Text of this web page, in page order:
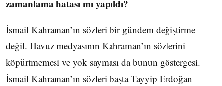
zamanlama hatası mı yapıldı?
İsmail Kahraman’ın sözleri bir gündem değiştirme
değil. Havuz medyasının Kahraman’ın sözlerini
köpürtmemesi ve yok sayması da bunun göstergesi.
İsmail Kahraman’ın sözleri başta Tayyip Erdoğan